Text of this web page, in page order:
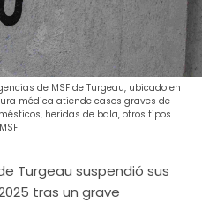
de MSF de Turgeau, ubicado en
médica atiende casos graves de
heridas de bala, otros tipos
Turgeau suspendió sus
tras un grave